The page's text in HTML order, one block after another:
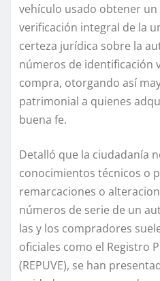
vehículo usado obtener
verificación integral de la
certeza jurídica sobre la
números de identificación
compra, otorgando así
patrimonial a quienes
buena fe.
Detalló que la ciudadanía
conocimientos técnicos o
remarcaciones o
números de serie de un
las y los compradores
oficiales como el Registro
(REPUVE), se han